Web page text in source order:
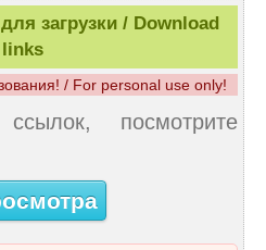
загрузки / Download
links
/ For personal use only!
посмотрите